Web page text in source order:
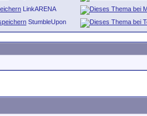
LinkARENA
StumbleUpon